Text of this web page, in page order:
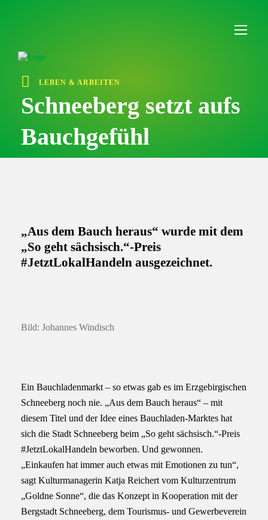
LEBEN & ARBEITEN
Schneeberg setzt aufs
Bauchgefühl
„Aus dem Bauch heraus“ wurde mit dem
„So geht sächsisch.“-Preis
#JetztLokalHandeln ausgezeichnet.
Bild: Johannes Windisch
Ein Bauchladenmarkt – so etwas gab es im Erzgebirgischen
Schneeberg noch nie. „Aus dem Bauch heraus“ – mit
diesem Titel und der Idee eines Bauchladen-Marktes hat
sich die Stadt Schneeberg beim „So geht sächsisch.“-Preis
#JetztLokalHandeln beworben. Und gewonnen.
„Einkaufen hat immer auch etwas mit Emotionen zu tun“,
sagt Kulturmanagerin Katja Reichert vom Kulturzentrum
„Goldne Sonne“, die das Konzept in Kooperation mit der
Bergstadt Schneeberg, dem Tourismus- und Gewerbeverein